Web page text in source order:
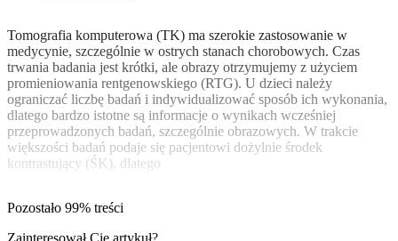
Tomografia komputerowa (TK) ma szerokie zastosowanie w
medycynie, szczególnie w ostrych stanach chorobowych. Czas
trwania badania jest krótki, ale obrazy otrzymujemy z użyciem
promieniowania rentgenowskiego (RTG). U dzieci należy
ograniczać liczbę badań i indywidualizować sposób ich wykonania,
dlatego bardzo istotne są informacje o wynikach wcześniej
przeprowadzonych badań, szczególnie obrazowych. W trakcie
większości badań podaje się pacjentowi dożylnie środek
kontrastujący (ŚK), dlatego
Pozostało 99% treści